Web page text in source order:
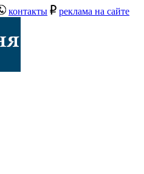
контакты реклама на сайте